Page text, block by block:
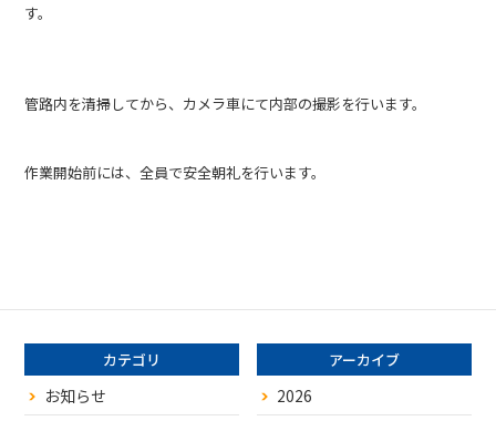
す。
管路内を清掃してから、カメラ車にて内部の撮影を行います。
作業開始前には、全員で安全朝礼を行います。
カテゴリ
お知らせ
アーカイブ
2026